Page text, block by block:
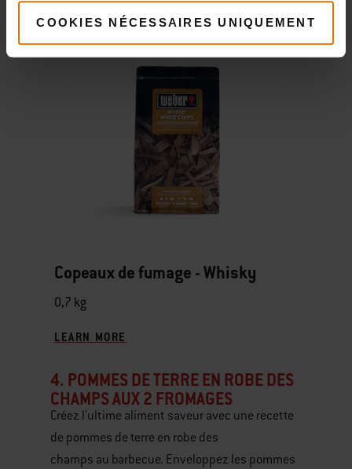
COOKIES NÉCESSAIRES UNIQUEMENT
Copeaux de fumage - Whisky
0,7 kg
LEARN MORE
4. POMMES DE TERRE EN ROBE DES
CHAMPS AUX 2 FROMAGES
Créez l'ultime aliment saveur avec une recette
de pommes de terre en robe des
champs au barbecue. Enveloppez les pommes